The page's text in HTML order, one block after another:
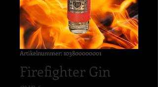
Artikelnummer: 103800000001
Firefighter Gin